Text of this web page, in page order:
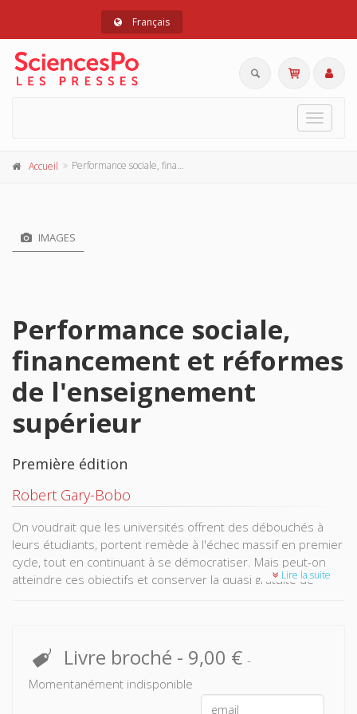
Français
Toggle
Accueil Performance sociale, financement et réformes de l'enseignement supérieur
IMAGES
Performance sociale,
financement et réformes
de l'enseignement
supérieur
Première édition
Robert Gary-Bobo
On voudrait que les universités offrent des débouchés à
leurs étudiants, portent remède à l'échec massif en premier
cycle, tout en continuant à se démocratiser. Mais peut-on
atteindre ces objectifs et conserver la quasi gratuité de
L’Australie et le Royaume-Uni ont mis en place des modèles
radicalement différents. Ils reposent sur des droits
d’inscription élevés assortis d’un système généralisé de
Lire la suite
Livre broché - 9,00 € -
Momentanément indisponible